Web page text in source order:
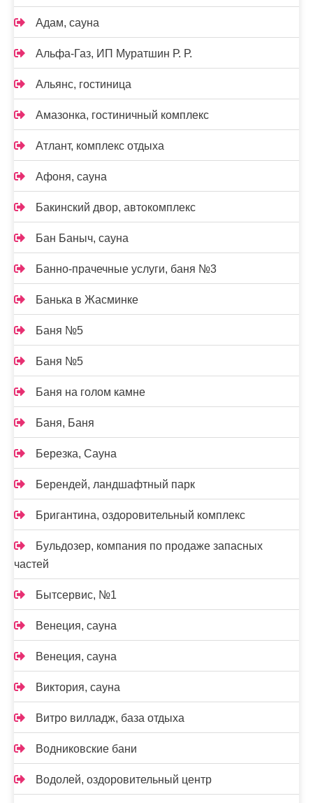
Адам, сауна
Альфа-Газ, ИП Муратшин Р. Р.
Альянс, гостиница
Амазонка, гостиничный комплекс
Атлант, комплекс отдыха
Афоня, сауна
Бакинский двор, автокомплекс
Бан Баныч, сауна
Банно-прачечные услуги, баня №3
Банька в Жасминке
Баня №5
Баня №5
Баня на голом камне
Баня, Баня
Березка, Сауна
Берендей, ландшафтный парк
Бригантина, оздоровительный комплекс
Бульдозер, компания по продаже запасных
частей
Бытсервис, №1
Венеция, сауна
Венеция, сауна
Виктория, сауна
Витро вилладж, база отдыха
Водниковские бани
Водолей, оздоровительный центр